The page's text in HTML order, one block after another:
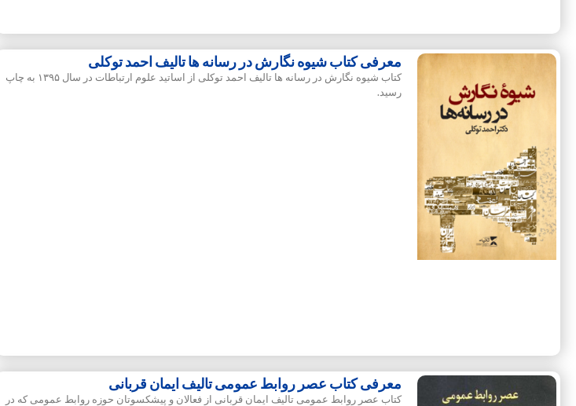
معرفی کتاب شیوه نگارش در رسانه ها تالیف احمد توکلی
کتاب شیوه نگارش در رسانه ها تالیف احمد توکلی از اساتید علوم ارتباطات در سال ۱۳۹۵ به چاپ
رسید.
معرفی کتاب عصر روابط عمومی تالیف ایمان قربانی
کتاب عصر روابط عمومی تالیف ایمان قربانی از فعالان و پیشکسوتان حوزه روابط عمومی که در